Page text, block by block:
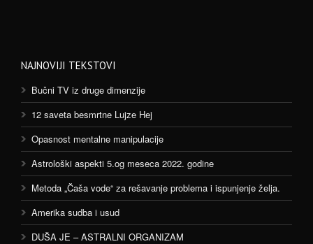
NAJNOVIJI TEKSTOVI
Bučni TV iz druge dimenzije
12 saveta besmrtne Lujze Hej
Opasnost mentalne manipulacije
Astrološki aspekti 5.og meseca 2022. godine
Metoda „Čaša vode“ za rešavanje problema i ispunjenje želja.
Amerika sudba i usud
DUŠA JE – ASTRALNI ORGANIZAM